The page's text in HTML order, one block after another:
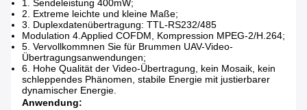
1. Sendeleistung 400mW;
2. Extreme leichte und kleine Maße;
3. Duplexdatenübertragung: TTL-RS232/485
Modulation 4.Applied COFDM, Kompression MPEG-2/H.264;
5. Vervollkommnen Sie für Brummen UAV-Video-
Übertragungsanwendungen;
6. Hohe Qualität der Video-Übertragung, kein Mosaik, kein
schleppendes Phänomen, stabile Energie mit justierbarer
dynamischer Energie.
Anwendung: